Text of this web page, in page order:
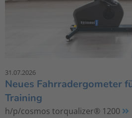
31.07.2026
Neues Fahrradergometer
Training
h/p/cosmos torqualizer® 1200